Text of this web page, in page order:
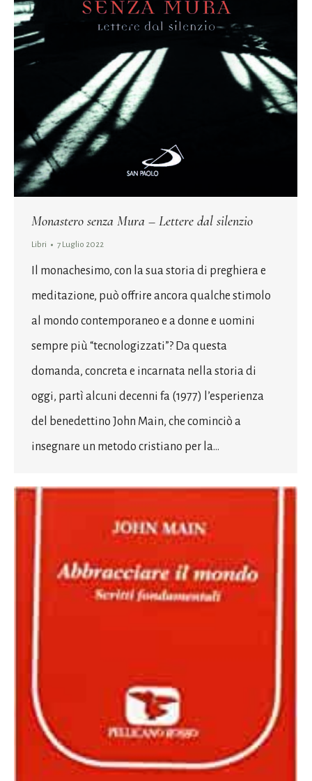
Monastero senza Mura – Lettere dal silenzio
Libri 7 Luglio 2022
Il monachesimo, con la sua storia di preghiera e
meditazione, può offrire ancora qualche stimolo
al mondo contemporaneo e a donne e uomini
sempre più “tecnologizzati”? Da questa
domanda, concreta e incarnata nella storia di
oggi, partì alcuni decenni fa (1977) l’esperienza
del benedettino John Main, che cominciò a
insegnare un metodo cristiano per la…